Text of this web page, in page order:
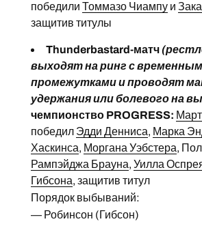
победили Томмазо Чиампуи
защитив титулы
Thunderbastard-матч
выходят на ринг с
промежутками и проводят
удержания или болевого на
чемпионство PROGRESS:
победил Эдди Денниса, Марка
Хаскинса, Моргана Уэбстера,
Рампэйджа Брауна, Уилла
Гибсона, защитив титул
Порядок выбываний:
— Робинсон (Гибсон)